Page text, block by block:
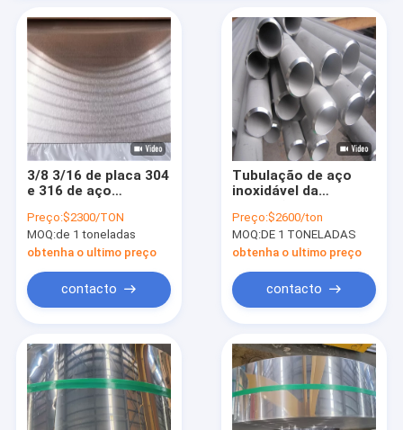
3/8 3/16 de placa 304
e 316 de aço
10MM 6mm 14 folha
de aço inoxidável de
GA 18Ga
Preço:$2300/TON
MOQ:de 1 toneladas
obtenha o ultimo preço
contacto
Tubulação de aço
inoxidável da
polegada 1,75 de aço
inoxidável da
tubulação 316l 1,5 da
laminada a alta
temperatura
Preço:$2600/ton
MOQ:DE 1 TONELADAS
obtenha o ultimo preço
contacto